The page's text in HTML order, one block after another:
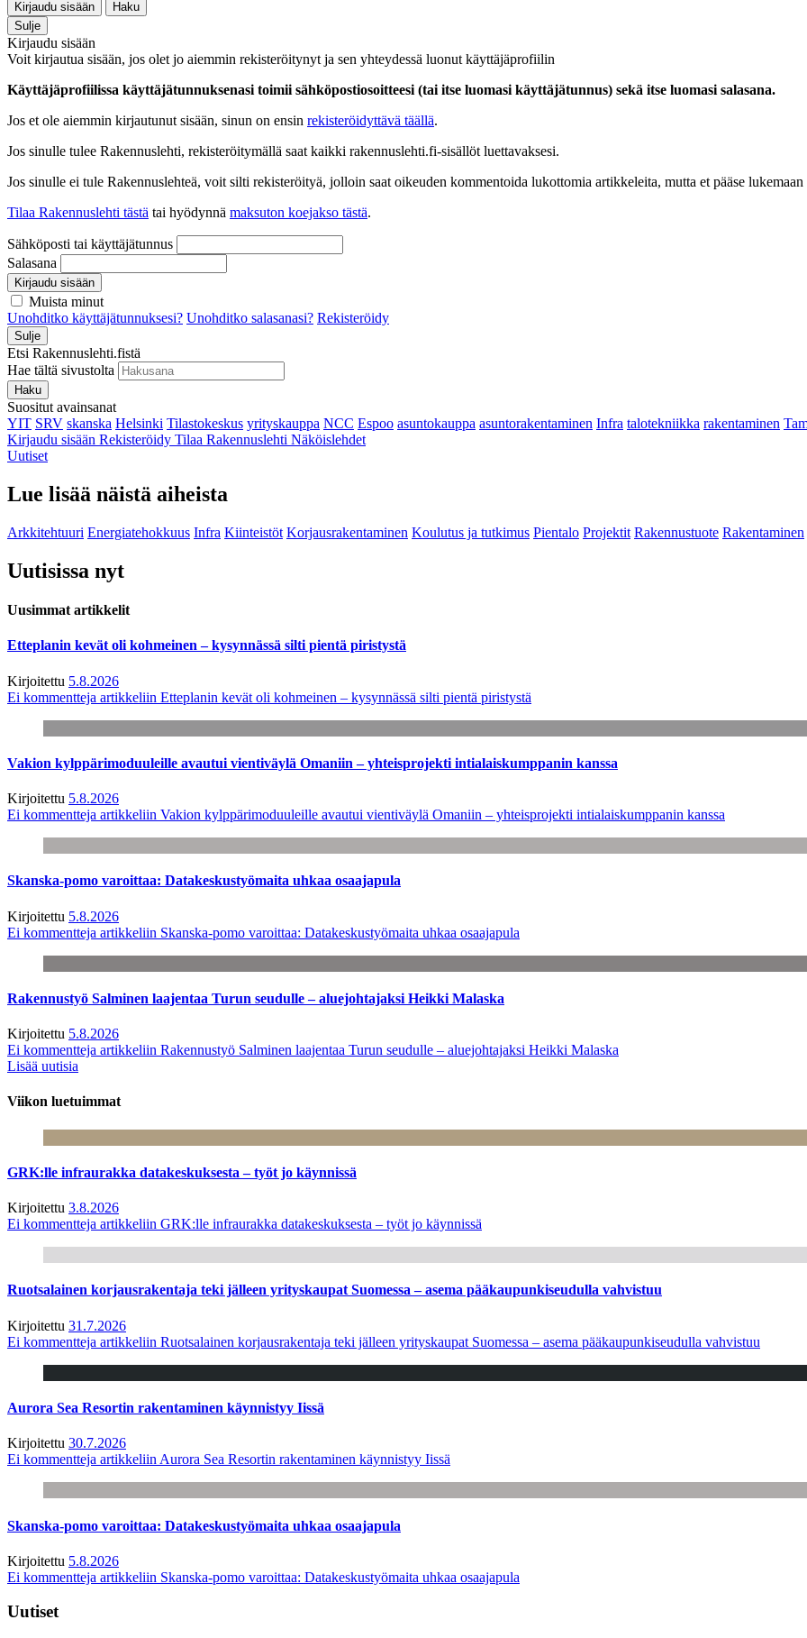
Kirjaudu sisään
Haku
Sulje
Kirjaudu sisään
Voit kirjautua sisään, jos olet jo aiemmin rekisteröitynyt ja sen yhteydessä luonut käyttäjäprofiilin
Käyttäjäprofiilissa käyttäjätunnuksenasi toimii sähköpostiosoitteesi (tai itse luomasi käyttäjätunnus) sekä itse luomasi salasana.
Jos et ole aiemmin kirjautunut sisään, sinun on ensin rekisteröidyttävä täällä.
Jos sinulle tulee Rakennuslehti, rekisteröitymällä saat kaikki rakennuslehti.fi-sisällöt luettavaksesi.
Jos sinulle ei tule Rakennuslehteä, voit silti rekisteröityä, jolloin saat oikeuden kommentoida lukottomia artikkeleita, mutta et pääse
Tilaa Rakennuslehti tästä tai hyödynnä maksuton koejakso tästä.
Sähköposti tai käyttäjätunnus
Salasana
Kirjaudu sisään
Muista minut
Unohditko käyttäjätunnuksesi? Unohditko salasanasi? Rekisteröidy
Sulje
Etsi Rakennuslehti.fistä
Hae tältä sivustolta
Haku
Suositut avainsanat
YIT SRV skanska Helsinki Tilastokeskus yrityskauppa NCC Espoo asuntokauppa asuntorakentaminen Infra talotekniikka rakentaminen
Kirjaudu sisään Rekisteröidy Tilaa Rakennuslehti Näköislehdet
Uutiset
Lue lisää näistä aiheista
Arkkitehtuuri Energiatehokkuus Infra Kiinteistöt Korjausrakentaminen Koulutus ja tutkimus Pientalo Projektit Rakennustuote Rakentaminen
Uutisissa nyt
Uusimmat artikkelit
Etteplanin kevät oli kohmeinen – kysynnässä silti pientä piristystä
Kirjoitettu 5.8.2026
Ei kommentteja artikkeliin Etteplanin kevät oli kohmeinen – kysynnässä silti pientä piristystä
Vakion kylppärimoduuleille avautui vientiväylä Omaniin – yhteisprojekti intialaiskumppanin kanssa
Kirjoitettu 5.8.2026
Ei kommentteja artikkeliin Vakion kylppärimoduuleille avautui vientiväylä Omaniin – yhteisprojekti intialaiskumppanin kanssa
Skanska-pomo varoittaa: Datakeskustyömaita uhkaa osaajapula
Kirjoitettu 5.8.2026
Ei kommentteja artikkeliin Skanska-pomo varoittaa: Datakeskustyömaita uhkaa osaajapula
Rakennustyö Salminen laajentaa Turun seudulle – aluejohtajaksi Heikki Malaska
Kirjoitettu 5.8.2026
Ei kommentteja artikkeliin Rakennustyö Salminen laajentaa Turun seudulle – aluejohtajaksi Heikki Malaska
Lisää uutisia
Viikon luetuimmat
GRK:lle infraurakka datakeskuksesta – työt jo käynnissä
Kirjoitettu 3.8.2026
Ei kommentteja artikkeliin GRK:lle infraurakka datakeskuksesta – työt jo käynnissä
Ruotsalainen korjausrakentaja teki jälleen yrityskaupat Suomessa – asema pääkaupunkiseudulla vahvistuu
Kirjoitettu 31.7.2026
Ei kommentteja artikkeliin Ruotsalainen korjausrakentaja teki jälleen yrityskaupat Suomessa – asema pääkaupunkiseudulla vahvistuu
Aurora Sea Resortin rakentaminen käynnistyy Iissä
Kirjoitettu 30.7.2026
Ei kommentteja artikkeliin Aurora Sea Resortin rakentaminen käynnistyy Iissä
Skanska-pomo varoittaa: Datakeskustyömaita uhkaa osaajapula
Kirjoitettu 5.8.2026
Ei kommentteja artikkeliin Skanska-pomo varoittaa: Datakeskustyömaita uhkaa osaajapula
Uutiset